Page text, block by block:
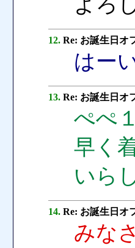
12. Re: お誕生日オ
はー
13. Re: お誕生日オ
ぺぺ
早く
いら
14. Re: お誕生日オ
みな